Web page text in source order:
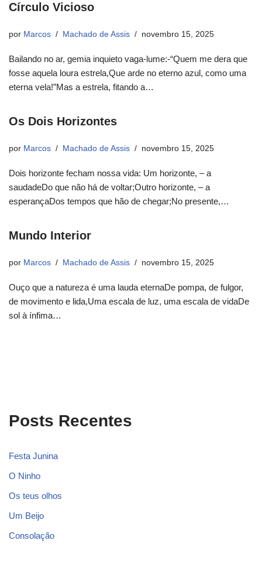
Círculo Vicioso
por Marcos Machado de Assis novembro 15, 2025
Bailando no ar, gemia inquieto vaga-lume:-“Quem me dera que
fosse aquela loura estrela,Que arde no eterno azul, como uma
eterna vela!”Mas a estrela, fitando a…
Os Dois Horizontes
por Marcos Machado de Assis novembro 15, 2025
Dois horizonte fecham nossa vida: Um horizonte, – a
saudadeDo que não há de voltar;Outro horizonte, – a
esperançaDos tempos que hão de chegar;No presente,…
Mundo Interior
por Marcos Machado de Assis novembro 15, 2025
Ouço que a natureza é uma lauda eternaDe pompa, de fulgor,
de movimento e lida,Uma escala de luz, uma escala de vidaDe
sol à ínfima…
Posts Recentes
Festa Junina
O Ninho
Os teus olhos
Um Beijo
Consolação